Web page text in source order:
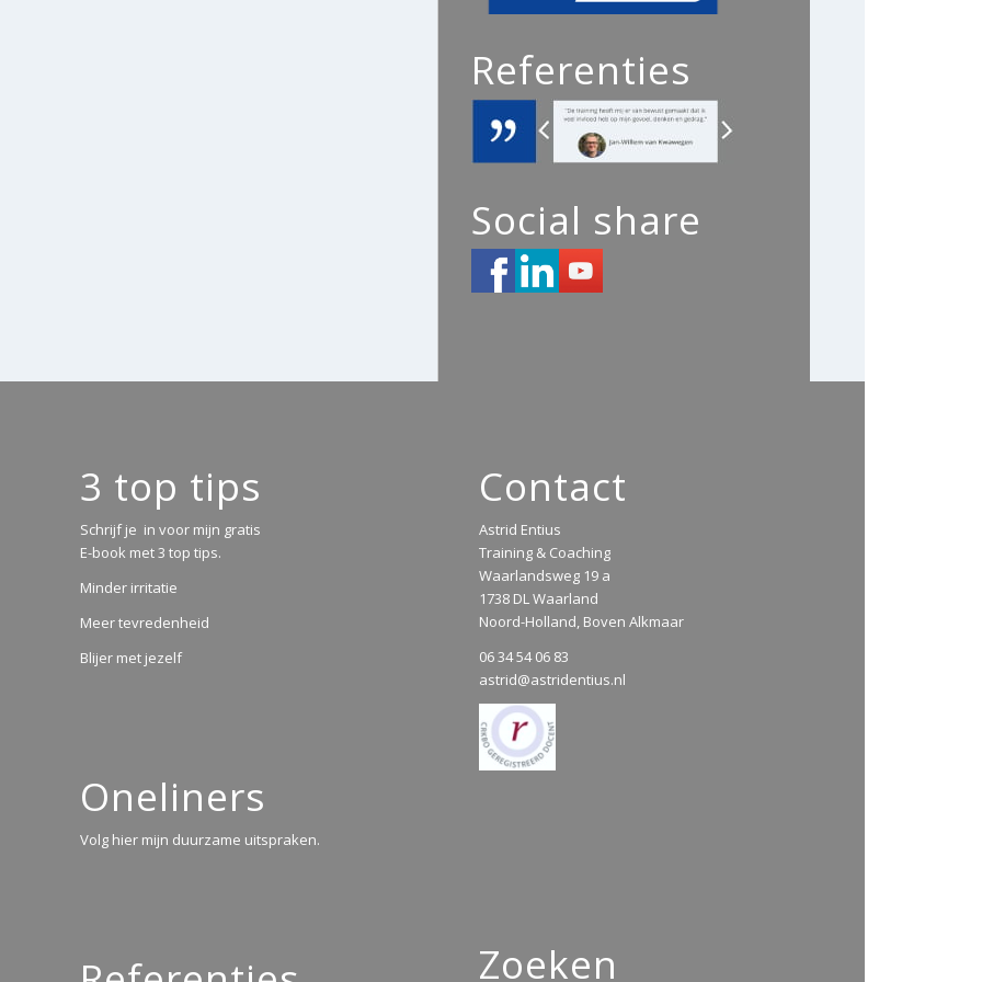
Referenties
Social share
3 top tips
Schrijf je in voor mijn gratis
E-book met 3 top tips.
Minder irritatie
Meer tevredenheid
Blijer met jezelf
Oneliners
Volg hier mijn duurzame uitspraken.
Contact
Astrid Entius
Training & Coaching
Waarlandsweg 19 a
1738 DL Waarland
Noord-Holland, Boven Alkmaar
06 34 54 06 83
astrid@astridentius.nl
Zoeken